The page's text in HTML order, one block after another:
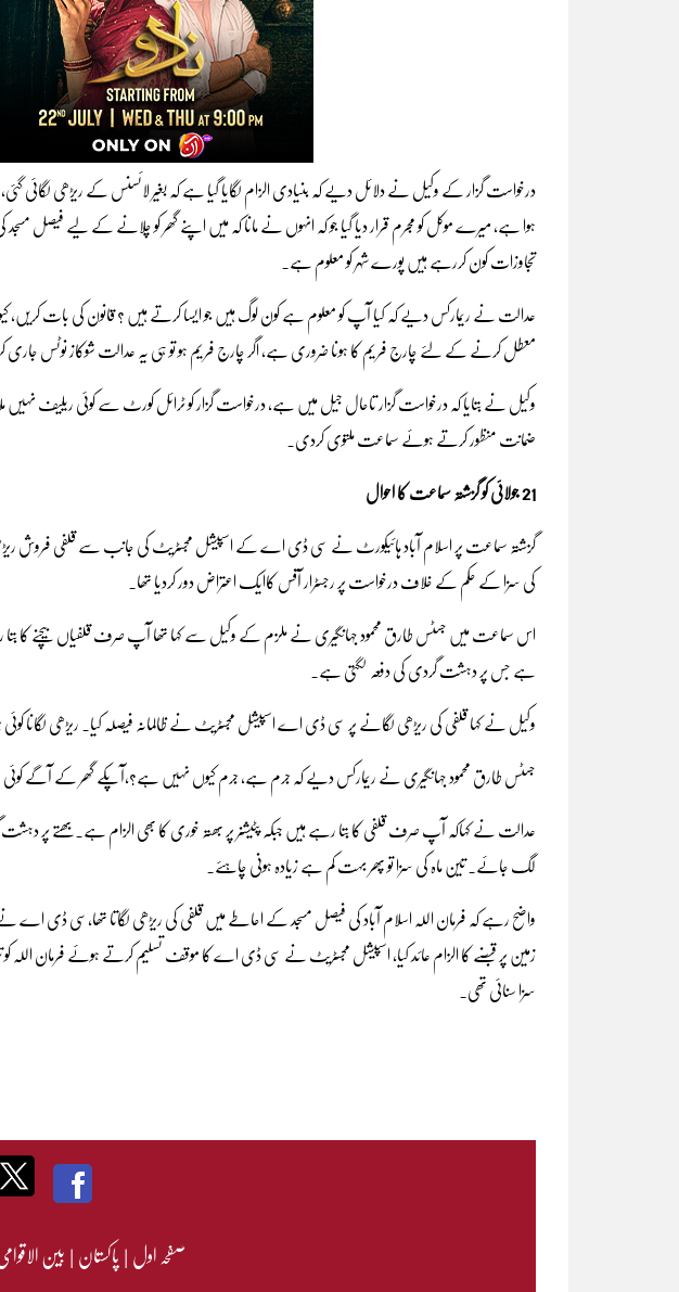
درخواست گزار کے وکیل نے دلائل دیے کہ بنیادی الزام لگایا گیا ہے کہ بغیر لائسنس کے ریڑھی لگائی
ہوا ہے، میرے موکل کو مجرم قرار دیا گیا جو کہ انہوں نے مانا کہ میں اپنے گھر کو چلانے کے لیے فیصل
تجاوزات کون کررہے ہیں پورے شہر کو معلوم ہے۔
عدالت نے ریمارکس دیے کہ کیا آپ کو معلوم ہے کون لوگ ہیں جو ایسا کرتے ہیں ؟ قانون کی بات کریں،
معطل کرنے کے لئے چارج فریم کا ہونا ضروری ہے، اگر چارج فریم ہو تو ہی یہ عدالت شوکاز نوٹس
وکیل نے بتایا کہ درخواست گزار تاحال جیل میں ہے، درخواست گزار کو ٹرائل کورٹ سے کوئی ریلیف
ضمانت منظور کرتے ہوئے سماعت ملتوی کردی۔
21 جولائی کو گزشتہ سماعت کا احوال
گزشتہ سماعت پر اسلام آباد ہائیکورٹ نے سی ڈی اے کے اسپیشل مجسٹریٹ کی جانب سے قلفی فروش ریڑھی
کی سزا کے حکم کے خلاف درخواست پر رجسٹرار آفس کاایک اعتراض دور کردیا تھا۔
اس سماعت میں جسٹس طارق محمود جہانگیری نے ملزم کے وکیل سے کہا تھا آپ صرف قلفیاں بیچنے کا بتا
ہے جس پر دہشت گردی کی دفعہ لگتی ہے۔
وکیل نے کہا قلفی کی ریڑھی لگانے پر سی ڈی اے اسپیشل مجسٹریٹ نے ظالمانہ فیصلہ کیا۔ ریڑھی لگانا
جسٹس طارق محمود جہانگیری نے ریمارکس دیے کہ جرم ہے، جرم کیوں نہیں ہے؟،آپکے گھر کے آگے
عدالت نے کہاکہ آپ صرف قلفی کا بتا رہے ہیں جبکہ پٹیشنر پر بھتہ خوری کا بھی الزام ہے۔بھتے پر
لگ جائے۔ تین ماہ کی سزا تو پھر بہت کم ہے زیادہ ہونی چاہئے۔
واضح رہے کہ فرمان اللہ اسلام آباد کی فیصل مسجد کے احاطے میں قلفی کی ریڑھی لگاتا تھا،سی ڈی اے
زمین پر قبضے کا الزام عائد کیا، اسپیشل مجسٹریٹ نے سی ڈی اے کا موقف تسلیم کرتے ہوئے فرمان اللہ کو
سزا سنائی تھی۔
صفحہ اول|پاکستان|بین